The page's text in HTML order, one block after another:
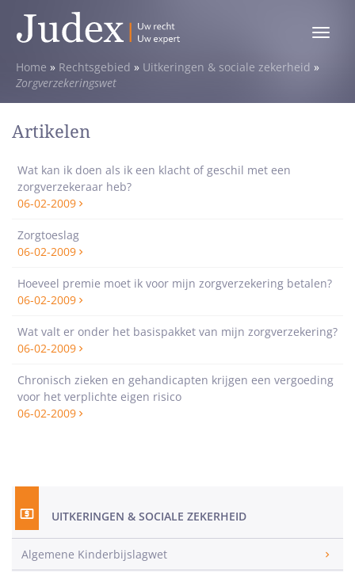
Toggle
Home » Rechtsgebied » Uitkeringen & sociale zekerheid »
Zorgverzekeringswet
Artikelen
Wat kan ik doen als ik een klacht of geschil met een
zorgverzekeraar heb?
06-02-2009
Zorgtoeslag
06-02-2009
Hoeveel premie moet ik voor mijn zorgverzekering betalen?
06-02-2009
Wat valt er onder het basispakket van mijn zorgverzekering?
06-02-2009
Chronisch zieken en gehandicapten krijgen een vergoeding
voor het verplichte eigen risico
06-02-2009
UITKERINGEN & SOCIALE ZEKERHEID
Algemene Kinderbijslagwet